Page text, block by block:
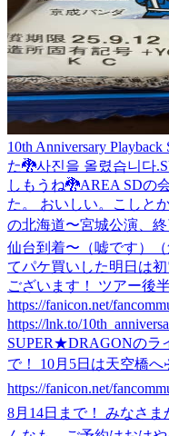
10th Anniversary
た🐉사진을 올렸습니다.
しもうね🐉AREA SDの
た。 おいしい。
こしと
の北海道〜宮城公演、
仙台到着〜（嘘です）
てパケ買いした明日は
ございます！ ツアー後
https://fanicon.net/
https://lnk.to/
SUPER★DRAGONのラ
で！ 10月5日は天空橋へ
https://fanicon.net/
8月14日まで！ みなさま